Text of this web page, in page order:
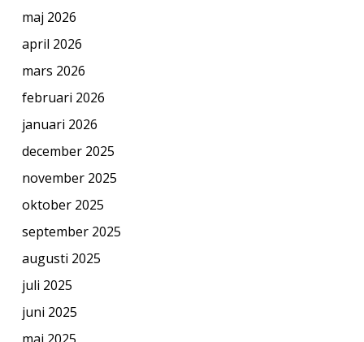
maj 2026
april 2026
mars 2026
februari 2026
januari 2026
december 2025
november 2025
oktober 2025
september 2025
augusti 2025
juli 2025
juni 2025